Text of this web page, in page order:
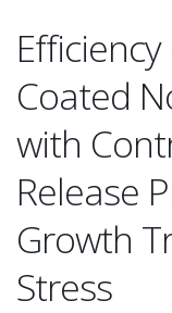
Coated
with
Release
Growth
Stress